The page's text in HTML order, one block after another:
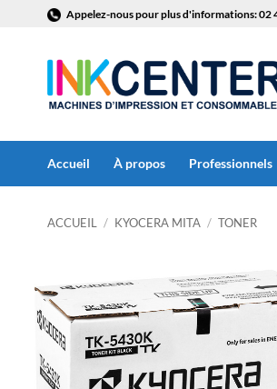
contenu
Appelez-nous pour plus d'informations: 02
Accueil À propos Professionnels
ACCUEIL / KYOCERA MITA / TONER